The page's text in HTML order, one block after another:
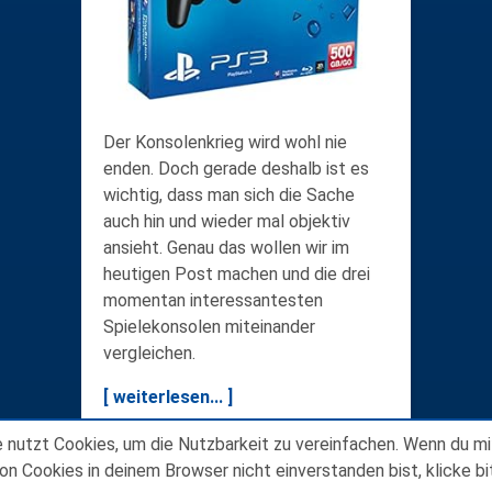
nutzt Cookies, um die Nutzbarkeit zu vereinfachen. Wenn du
Cookies in deinem Browser nicht einverstanden bist, klicke
Der Konsolenkrieg wird wohl nie
enden. Doch gerade deshalb ist es
wichtig, dass man sich die Sache
auch hin und wieder mal objektiv
ansieht. Genau das wollen wir im
heutigen Post machen und die drei
momentan interessantesten
Spielekonsolen miteinander
vergleichen.
[ weiterlesen... ]
der Preisklasse 'Normal'.